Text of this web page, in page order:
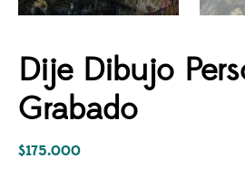
Dije Dibujo
Grabado
$175.000